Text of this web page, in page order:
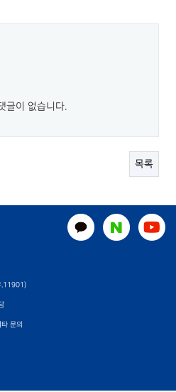
글이 없습니다.
목록
.11901)
문의